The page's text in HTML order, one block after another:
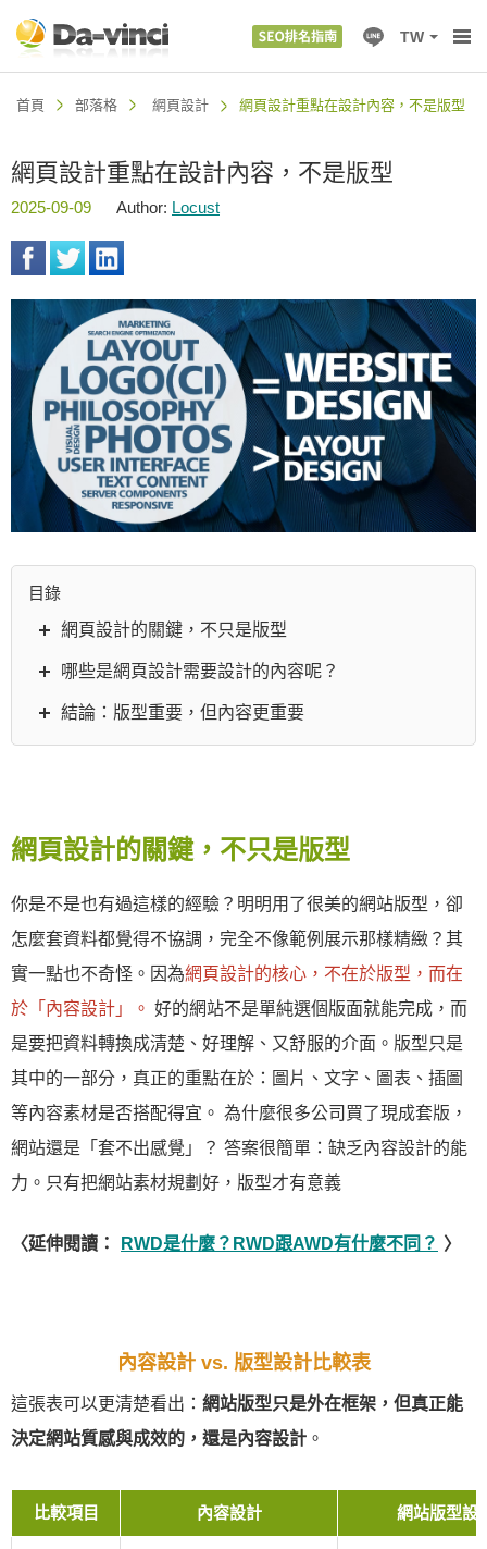
TW
首頁 部落格 網頁設計 網頁設計重點在設計內容，不是版型
網頁設計重點在設計內容，不是版型
2025-09-09 Author: Locust
目錄
網頁設計的關鍵，不只是版型
哪些是網頁設計需要設計的內容呢？
結論：版型重要，但內容更重要
網頁設計的關鍵，不只是版型
你是不是也有過這樣的經驗？明明用了很美的網站版型，卻
怎麼套資料都覺得不協調，完全不像範例展示那樣精緻？其
實一點也不奇怪。因為網頁設計的核心，不在於版型，而在
於「內容設計」。 好的網站不是單純選個版面就能完成，而
是要把資料轉換成清楚、好理解、又舒服的介面。版型只是
其中的一部分，真正的重點在於：圖片、文字、圖表、插圖
等內容素材是否搭配得宜。 為什麼很多公司買了現成套版，
網站還是「套不出感覺」？ 答案很簡單：缺乏內容設計的能
力。只有把網站素材規劃好，版型才有意義
〈延伸閱讀： RWD是什麼？RWD跟AWD有什麼不同？ 〉
內容設計 vs. 版型設計比較表
這張表可以更清楚看出： 網站版型只是外在框架，但真正能
決定網站質感與成效的，還是內容設計 。
比較項目 內容設計 網站版型設